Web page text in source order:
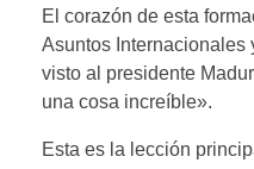
El corazón de esta
Asuntos Internacionales
visto al presidente
una cosa increíble».
Esta es la lección